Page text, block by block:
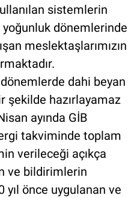
sistemlerin
yoğunluk dönemlerinde
meslektaşlarımızın
dahi beyan
şekilde hazırlayamaz
ayında GİB
takviminde toplam
verileceği açıkça
ve bildirimlerin
yıl önce uygulanan ve